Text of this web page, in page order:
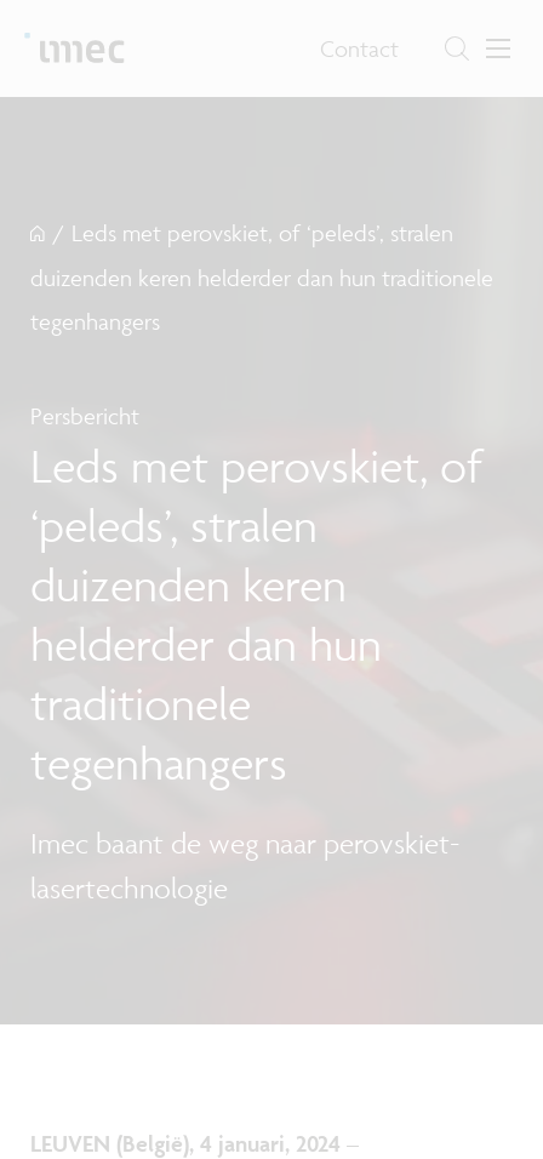
Contact
/ Leds met perovskiet, of ‘peleds’, stralen
duizenden keren helderder dan hun traditionele
tegenhangers
Persbericht
Leds met perovskiet, of
‘peleds’, stralen
duizenden keren
helderder dan hun
traditionele
tegenhangers
Imec baant de weg naar perovskiet-
lasertechnologie
LEUVEN (België), 4 januari, 2024 –